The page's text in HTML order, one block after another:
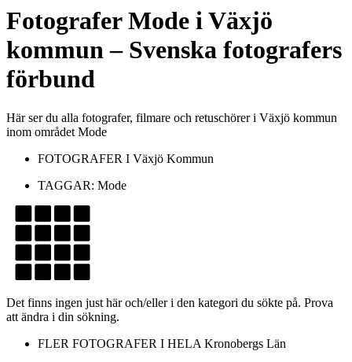
FotograferMode iVäxjö
kommun– Svenska fotografers
förbund
Här ser du alla fotografer, filmare och retuschörer i Växjö kommun
inom området Mode
FOTOGRAFER I Växjö Kommun
TAGGAR: Mode
Det finns ingen just här och/eller i den kategori du sökte på. Prova
att ändra i din sökning.
FLER FOTOGRAFER I HELA Kronobergs Län